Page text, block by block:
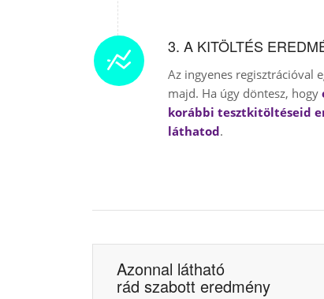
3. A KITÖLTÉS
Az ingyenes regisztrációval
majd. Ha úgy döntesz, hogy
korábbi tesztkitöltéseid
láthatod.
Azonnal látható
rád szabott eredmény